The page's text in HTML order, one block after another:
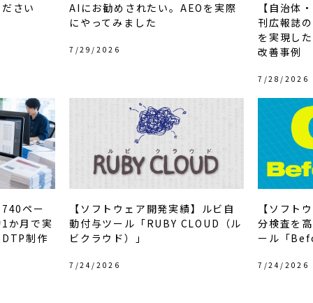
さい
AIにお勧めされたい。AEOを実際
にやってみました
7/29/2026
【自治体
刊広報誌
を実現し
改善事例
7/28/2026
ペー
か月で実
制作
【ソフトウェア開発実績】ルビ自
動付与ツール「RUBY CLOUD（ル
ビクラウド）」
7/24/2026
【ソフト
分検査を
ール「
7/24/2026